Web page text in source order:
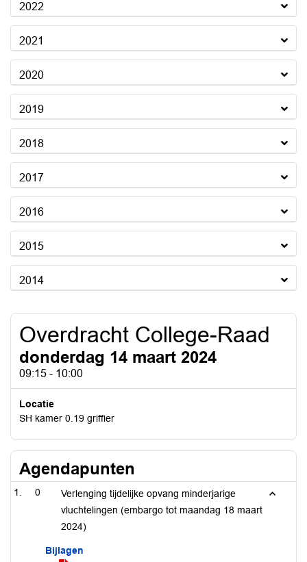
2022
2021
2020
2019
2018
2017
2016
2015
2014
Overdracht College-Raad
donderdag 14 maart 2024
09:15 - 10:00
Locatie
SH kamer 0.19 griffier
Agendapunten
0
Verlenging tijdelijke opvang minderjarige
vluchtelingen (embargo tot maandag 18 maart
2024)
Bijlagen